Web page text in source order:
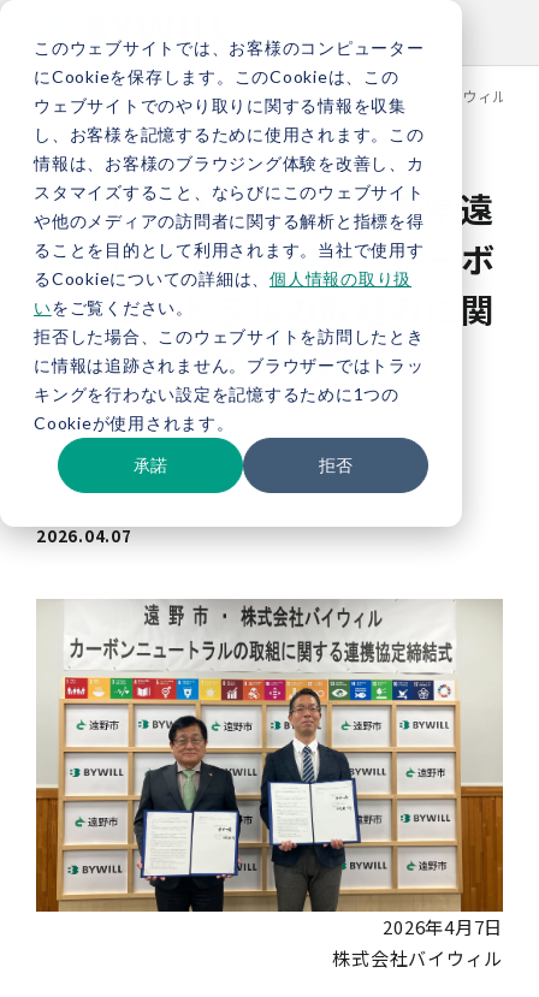
このウェブサイトでは、お客様のコンピューター
にCookieを保存します。このCookieは、この
ウェブサイトでのやり取りに関する情報を収集
し、お客様を記憶するために使用されます。この
情報は、お客様のブラウジング体験を改善し、カ
スタマイズすること、ならびにこのウェブサイト
や他のメディアの訪問者に関する解析と指標を得
ることを目的として利用されます。当社で使用す
るCookieについての詳細は、 個人情報の取り扱
いをご覧ください。
拒否した場合、このウェブサイトを訪問したとき
に情報は追跡されません。ブラウザーではトラッ
キングを行わない設定を記憶するために1つの
Cookieが使用されます。
承諾 拒否
TOP 新着情報 【プレスリリース】岩手県遠野市とバイウィル
【プレスリリース】岩手県遠
野市とバイウィルが「カーボ
ンニュートラルの取組みに関
する連携協定」を締結
お知らせ
プレスリリース
環境価値創出支援（クレジット創出支援）
2026.04.07
2026年4月7日
株式会社バイウィル